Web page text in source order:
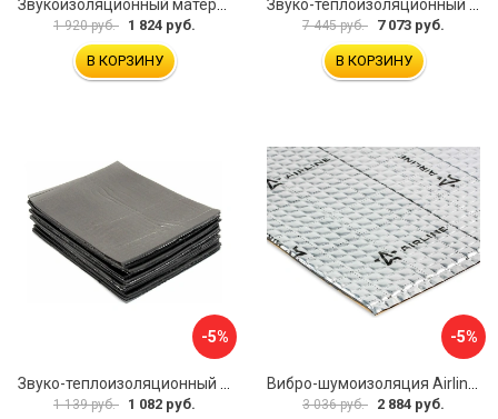
1 920 руб. 1 824 руб.
В КОРЗИНУ
7 445 руб. 7 073 руб.
В КОРЗИНУ
-5%
1 139 руб. 1 082 руб.
-5%
3 036 руб. 2 884 руб.